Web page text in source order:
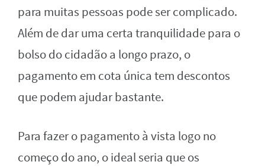
para muitas pessoas pode ser complicado.
Além de dar uma certa tranquilidade para o
bolso do cidadão a longo prazo, o
pagamento em cota única tem descontos
que podem ajudar bastante.
Para fazer o pagamento à vista logo no
começo do ano, o ideal seria que os